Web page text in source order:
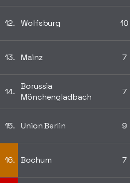
12. Wolfsburg 10
13. Mainz 7
14.
Borussia
Mönchengladbach
7
15. Union Berlin 9
16. Bochum 7